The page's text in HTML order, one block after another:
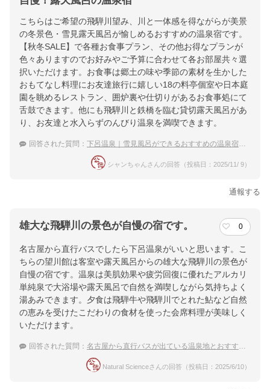
こちらはご希望の飛騨川望み、川と一体感を得ながらが美景
の冬景色・雪見露天風呂が愉しめるおすすめの温泉宿です。
【秋冬SALE】で各種お食事プラン、その他お得なプランが
色々ありますのでお好みやご予算に合わせて各お部屋共々選
択いただけます。お食事は郷土の味や季節の素材を生かした
おもてなし料理にお友達旅行に嬉しい18の料亭個室や日本庭
園を眺めるレストラン、囲炉裏や仕切りがあるお食事処にて
舌鼓できます。他にも飛騨川と鉄橋を臨む貸切露天風呂があ
り、お友達と水入らずのんびり温泉を満喫できます。
回答された質問： 下呂温泉｜雪見風呂ができるおすすめの温泉宿を教えてください。
シャンちゃんさんの回答（投稿日：2025/11/ 9）
通報する
雄大な飛騨川の景色が自慢の宿です。 0
名古屋から直行バスでしたら下呂温泉がいいと思います。こ
ちらの望川館は客室や露天風呂からの雄大な飛騨川の景色が
自慢の宿です。温泉は美肌効果や疲労回復に優れたアルカリ
単純泉で大浴場や露天風呂で自然を満喫しながら気持ちよく
湯あみできます。夕食は飛騨牛や飛騨川でとれた鮎など自然
の恵みを受けたこだわりの食材を使った会席料理が美味しく
いただけます。
回答された質問： 名古屋から直行バスが出ている温泉地とおすすめの温泉宿
Natural Scienceさんの回答（投稿日：2025/6/10）